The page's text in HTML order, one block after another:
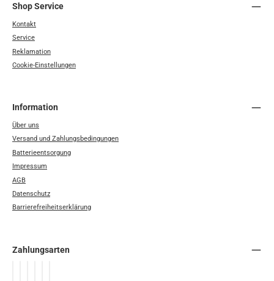
Shop Service
Kontakt
Service
Reklamation
Cookie-Einstellungen
Information
Über uns
Versand und Zahlungsbedingungen
Batterieentsorgung
Impressum
AGB
Datenschutz
Barrierefreiheitserklärung
Zahlungsarten